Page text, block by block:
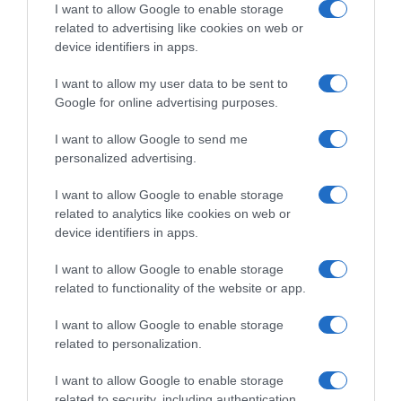
I want to allow Google to enable storage
related to advertising like cookies on web or
device identifiers in apps.
I want to allow my user data to be sent to
Google for online advertising purposes.
I want to allow Google to send me
personalized advertising.
I want to allow Google to enable storage
related to analytics like cookies on web or
device identifiers in apps.
I want to allow Google to enable storage
related to functionality of the website or app.
I want to allow Google to enable storage
related to personalization.
I want to allow Google to enable storage
28.08.2023 - 23:37
LIFESTYLE
Βίκυ Χατζηβασιλείου – Όλη η αλήθεια για τις
ασθένειες και η στεναχώρια των παιδιών της